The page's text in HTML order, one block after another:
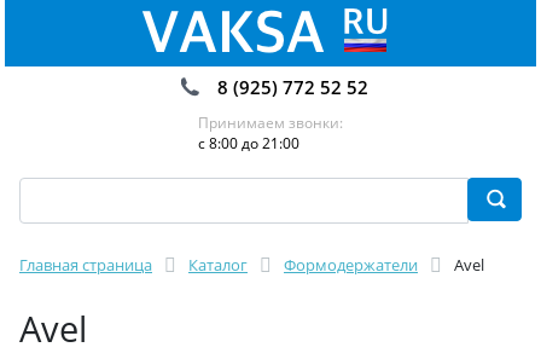
8 (925) 772 52 52
Принимаем звонки:
с 8:00 до 21:00
Главная страница Каталог Формодержатели Avel
Avel